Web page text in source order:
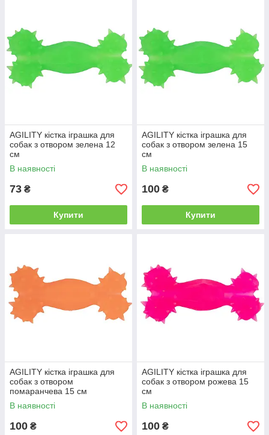
AGILITY кістка іграшка для
собак з отвором зелена 12
см
В наявності
73 ₴
Купити
AGILITY кістка іграшка для
собак з отвором зелена 15
см
В наявності
100 ₴
Купити
AGILITY кістка іграшка для
собак з отвором
помаранчева 15 см
В наявності
100 ₴
AGILITY кістка іграшка для
собак з отвором рожева 15
см
В наявності
100 ₴